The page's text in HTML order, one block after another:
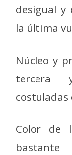
desigual y
la última
Núcleo y
tercera
costuladas
Color de
bastante